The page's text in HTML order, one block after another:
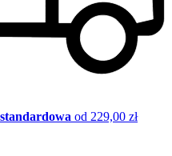
od 229,00 zł